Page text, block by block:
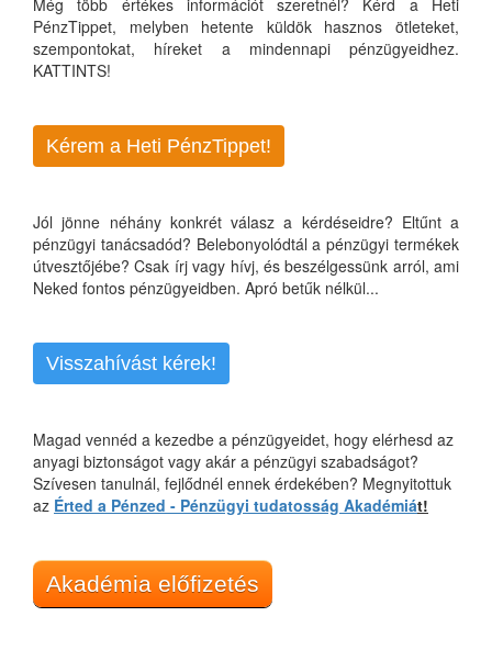
Még több értékes információt szeretnél? Kérd a Heti
PénzTippet, melyben hetente küldök hasznos ötleteket,
szempontokat, híreket a mindennapi pénzügyeidhez.
KATTINTS!
Kérem a Heti PénzTippet!
Jól jönne néhány konkrét válasz a kérdéseidre? Eltűnt a
pénzügyi tanácsadód? Belebonyolódtál a pénzügyi termékek
útvesztőjébe? Csak írj vagy hívj, és beszélgessünk arról, ami
Neked fontos pénzügyeidben. Apró betűk nélkül...
Visszahívást kérek!
Magad vennéd a kezedbe a pénzügyeidet, hogy elérhesd az
anyagi biztonságot vagy akár a pénzügyi szabadságot?
Szívesen tanulnál, fejlődnél ennek érdekében? Megnyitottuk
az Érted a Pénzed - Pénzügyi tudatosság Akadémiát!
Akadémia előfizetés